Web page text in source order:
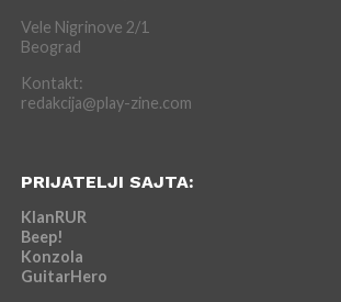
Vele Nigrinove 2/1
Beograd
Kontakt:
redakcija@play-zine.com
PRIJATELJI SAJTA:
KlanRUR
Beep!
Konzola
GuitarHero